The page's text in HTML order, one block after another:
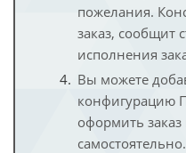
пожелания.
заказ, сообщит
исполнения
Вы можете
конфигурацию
оформить заказ